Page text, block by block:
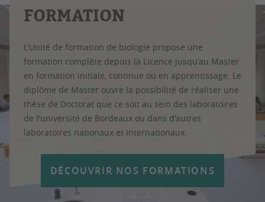
FORMATION
L'Unité de formation de biologie propose une
formation complète depuis la Licence jusqu'au Master
en formation initiale, continue ou en apprentissage. Le
diplôme de Master ouvre la possibilité de réaliser une
thèse de Doctorat que ce soit au sein des laboratoires
de l'université de Bordeaux ou dans d'autres
laboratoires nationaux et internationaux.
DÉCOUVRIR NOS FORMATIONS